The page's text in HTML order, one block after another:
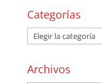
Categorías
Archivos